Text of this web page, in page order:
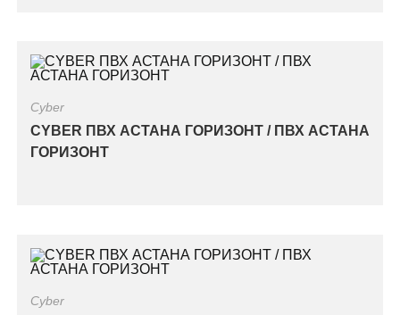
Cyber
CYBER ПВХ АСТАНА ГОРИЗОНТ / ПВХ АСТАНА
ГОРИЗОНТ
Cyber